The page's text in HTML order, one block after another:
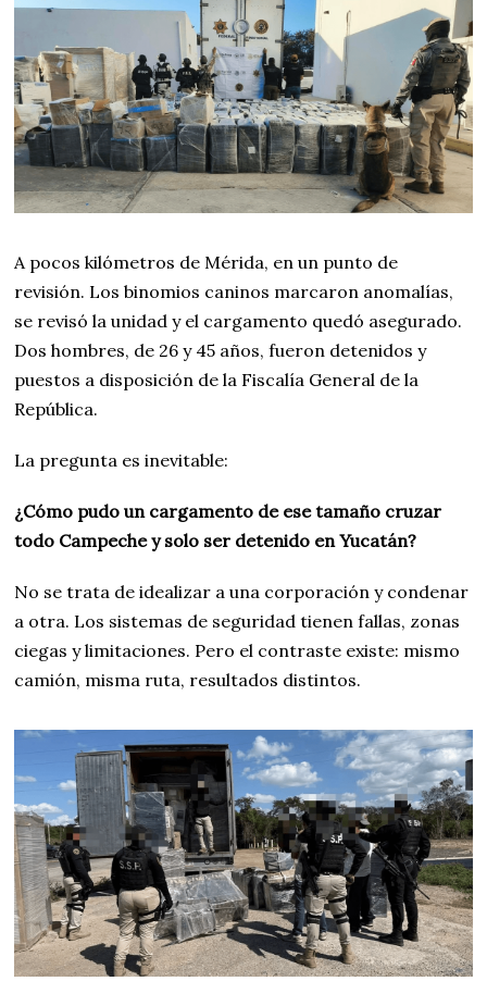
A pocos kilómetros de Mérida, en un punto de
revisión. Los binomios caninos marcaron anomalías,
se revisó la unidad y el cargamento quedó asegurado.
Dos hombres, de 26 y 45 años, fueron detenidos y
puestos a disposición de la Fiscalía General de la
República.
La pregunta es inevitable:
¿Cómo pudo un cargamento de ese tamaño cruzar
todo Campeche y solo ser detenido en Yucatán?
No se trata de idealizar a una corporación y condenar
a otra. Los sistemas de seguridad tienen fallas, zonas
ciegas y limitaciones. Pero el contraste existe: mismo
camión, misma ruta, resultados distintos.